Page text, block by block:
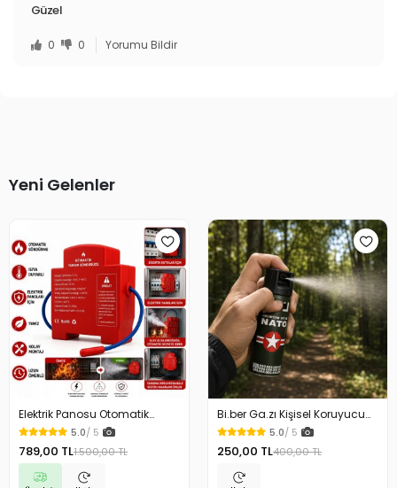
Güzel
0 0 Yorumu Bildir
Yeni Gelenler
Elektrik Panosu Otomatik
Yangın Söndürücü Isıya
Duyarlı Sigorta Kutusu Yangın
Söndürme Cihazı
5.0/ 5
789,00 TL1.500,00 TL
Bi.ber Ga.zı Kişisel Koruyucu
Ekipman Savunma İçin
5.0/ 5
250,00 TL400,00 TL